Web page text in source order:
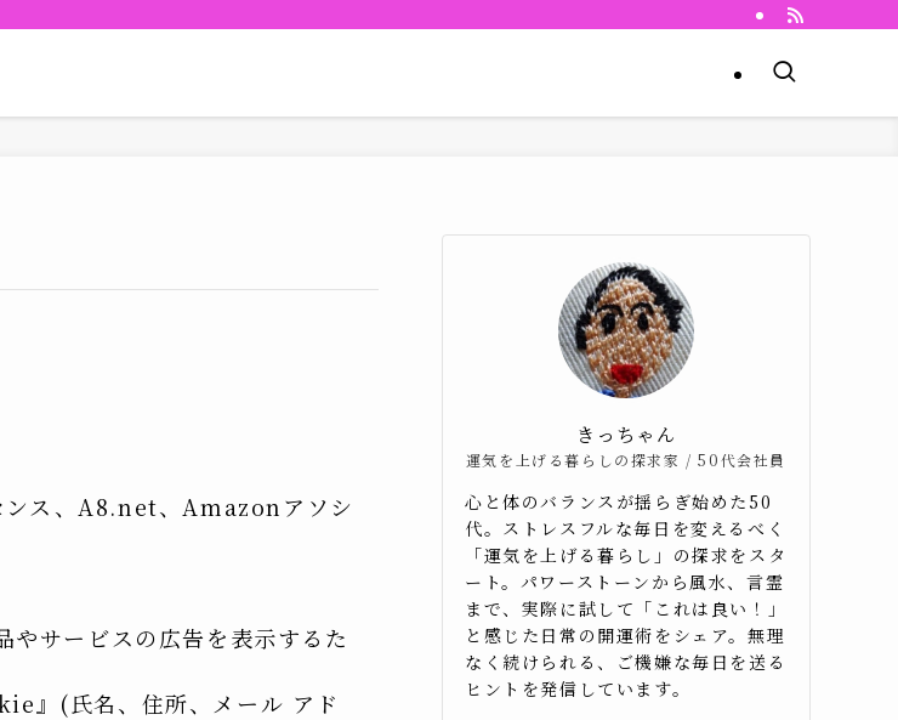
ンス、A8.net、Amazonアソシ
やサービスの広告を表示するた
』(氏名、住所、メール アド
きっちゃん
運気を上げる暮らしの探求家 / 50代会社員
心と体のバランスが揺らぎ始めた50
代。ストレスフルな毎日を変えるべく
「運気を上げる暮らし」の探求をスタ
ート。パワーストーンから風水、言霊
まで、実際に試して「これは良い！」
と感じた日常の開運術をシェア。無理
なく続けられる、ご機嫌な毎日を送る
ヒントを発信しています。